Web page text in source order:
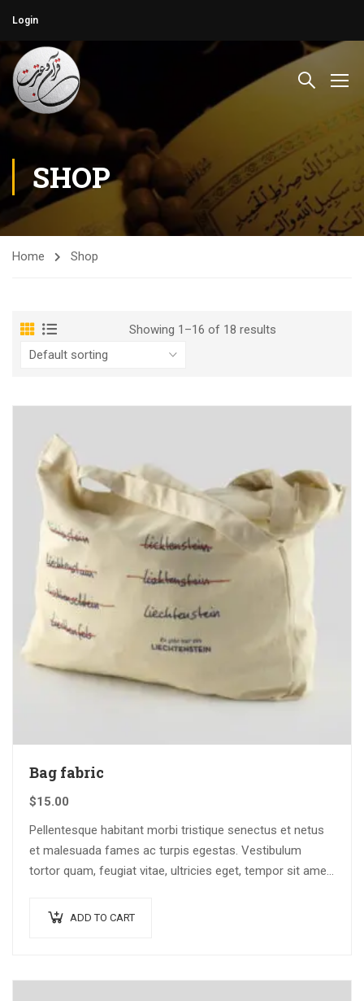
Login
SHOP
Home Shop
Showing 1–16 of 18 results
Bag fabric
$15.00
Pellentesque habitant morbi tristique senectus et netus
et malesuada fames ac turpis egestas. Vestibulum
tortor quam, feugiat vitae, ultricies eget, tempor sit amet,
ADD TO CART